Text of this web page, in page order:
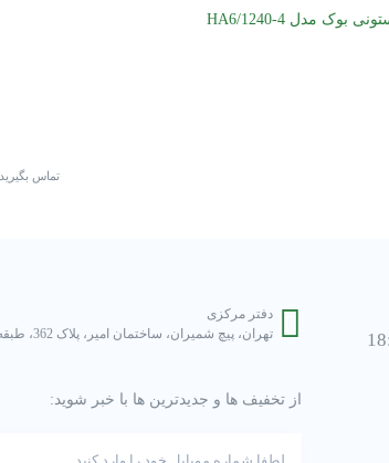
تماس بگیرید
دفتر مرکزی
تهران، پیچ شمیران، ساختمان امیر، پلاک 362، طبقه 2، واحد 11
از تخفیف ها و جدیدترین ها با خبر شوید: